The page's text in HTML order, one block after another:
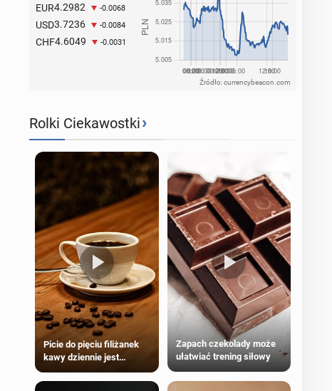
EUR4.2982 -0.0068
USD3.7236 -0.0084
CHF4.6049 -0.0031
Źródło: currencybeacon.com
Rolki Ciekawostki›
Picie do pięciu filiżanek
kawy dziennie jest
większości dorosłych
Zapach czekolady może
ułatwiać trening siłowy